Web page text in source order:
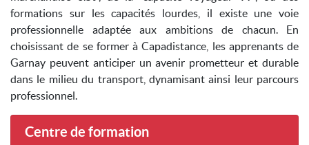
formations sur les capacités lourdes, il existe une voie
professionnelle adaptée aux ambitions de chacun. En
choisissant de se former à Capadistance, les apprenants de
Garnay peuvent anticiper un avenir prometteur et durable
dans le milieu du transport, dynamisant ainsi leur parcours
professionnel.
Centre de formation